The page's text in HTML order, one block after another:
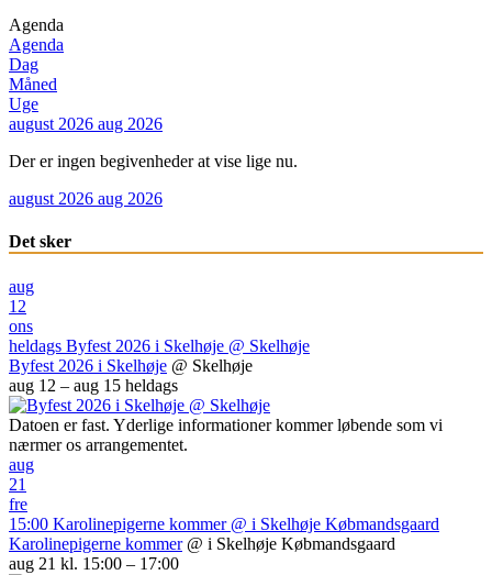
Agenda
Agenda
Dag
Måned
Uge
august 2026 aug 2026
Der er ingen begivenheder at vise lige nu.
august 2026 aug 2026
Det sker
aug
12
ons
heldags Byfest 2026 i Skelhøje @ Skelhøje
Byfest 2026 i Skelhøje @ Skelhøje
aug 12 – aug 15 heldags
Datoen er fast. Yderlige informationer kommer løbende som vi
nærmer os arrangementet.
aug
21
fre
15:00 Karolinepigerne kommer @ i Skelhøje Købmandsgaard
Karolinepigerne kommer @ i Skelhøje Købmandsgaard
aug 21 kl. 15:00 – 17:00